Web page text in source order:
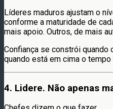
Líderes maduros ajustam o
conforme a maturidade de
mais apoio. Outros, de mais
Confiança se constrói
quando está em cima o tempo
4. Lidere. Não apenas